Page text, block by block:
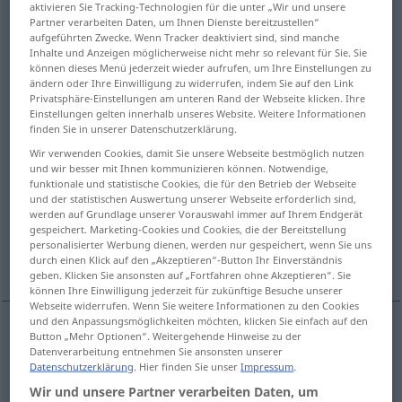
Übersicht aller Übersetzungen
(Für mehr Details die Übersetzung anklicken/antippen)
quälen, peinigen, plagen, belästigen
beunruhigen
malträtieren, foltern
verdrehen, entstellen
quälen,peinigen,plagen,belästigen(with
torment
aktivieren Sie Tracking-Technologien für die unter „Wir und unsere
Partner verarbeiten Daten, um Ihnen Dienste bereitzustellen“
aufgeführten Zwecke. Wenn Tracker deaktiviert sind, sind manche
Inhalte und Anzeigen möglicherweise nicht mehr so relevant für Sie. Sie
können dieses Menü jederzeit wieder aufrufen, um Ihre Einstellungen zu
ändern oder Ihre Einwilligung zu widerrufen, indem Sie auf den Link
Privatsphäre-Einstellungen am unteren Rand der Webseite klicken. Ihre
Einstellungen gelten innerhalb unseres Website. Weitere Informationen
finden Sie in unserer Datenschutzerklärung.
Wir verwenden Cookies, damit Sie unsere Webseite bestmöglich nutzen
und wir besser mit Ihnen kommunizieren können. Notwendige,
funktionale und statistische Cookies, die für den Betrieb der Webseite
und der statistischen Auswertung unserer Webseite erforderlich sind,
werden auf Grundlage unserer Vorauswahl immer auf Ihrem Endgerät
gespeichert. Marketing-Cookies und Cookies, die der Bereitstellung
personalisierter Werbung dienen, werden nur gespeichert, wenn Sie uns
durch einen Klick auf den „Akzeptieren“-Button Ihr Einverständnis
geben. Klicken Sie ansonsten auf „Fortfahren ohne Akzeptieren“. Sie
können Ihre Einwilligung jederzeit für zukünftige Besuche unserer
Webseite widerrufen. Wenn Sie weitere Informationen zu den Cookies
und den Anpassungsmöglichkeiten möchten, klicken Sie einfach auf den
Button „Mehr Optionen“. Weitergehende Hinweise zu der
Datenverarbeitung entnehmen Sie ansonsten unserer
Datenschutzerklärung. Hier finden Sie unserImpressum.
Wir und unsere Partner verarbeiten Daten, um